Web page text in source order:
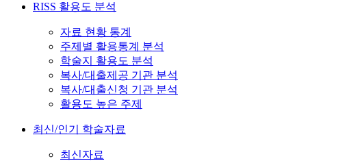
RISS 활용도 분석
자료 현황 통계
주제별 활용통계 분석
학술지 활용도 분석
복사/대출제공 기관 분석
복사/대출신청 기관 분석
활용도 높은 주제
최신/인기 학술자료
최신자료